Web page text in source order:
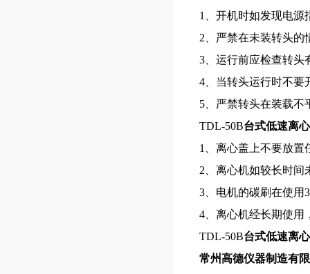
1、开机时如发现电源
2、严禁在未装转头的
3、运行前应检查转头
4、当转头运行时不要
5、严禁转头在装载不
TDL-50B台式低速离
1、离心盖上不要放置
2、离心机如较长时间
3、电机的碳刷在使用
4、离心机经长期使用
TDL-50B台式低速离
常州高德仪器制造有